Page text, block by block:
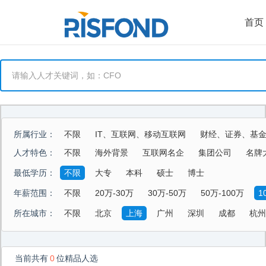
首页
所属行业： 不限 IT、互联网、移动互联网
财经、证券、基
能源、环保、化工、矿产
制药、医用、生物、器械
酒店、餐饮、旅游
人才特色： 不限 海外背景 互联网名企 集团公司 名牌
最低学历： 不限 大专 本科 硕士 博士
年薪范围： 不限 20万-30万 30万-50万 50万-100万
所在城市： 不限 北京 上海 广州 深圳 成都 杭州
当前共有0位精品人选